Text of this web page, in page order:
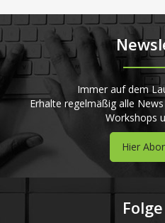
Immer auf dem
Erhalte regelmäßig alle
Workshops
Hier